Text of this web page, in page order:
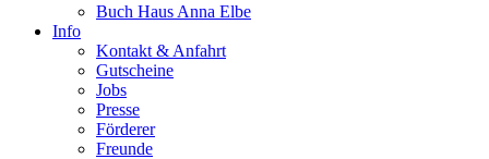
Buch Haus Anna Elbe
Info
Kontakt & Anfahrt
Gutscheine
Jobs
Presse
Förderer
Freunde